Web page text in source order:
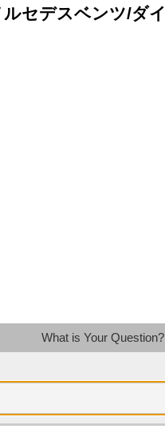
セデスベンツ/ダ
What is Your Question?